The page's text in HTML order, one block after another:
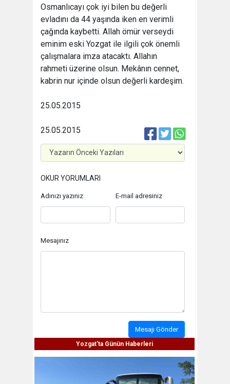
Osmanlıcayı çok iyi bilen bu değerli
evladını da 44 yaşında iken en verimli
çağında kaybetti. Allah ömür verseydi
eminim eski Yozgat ile ilgili çok önemli
çalışmalara imza atacaktı. Allahın
rahmeti üzerine olsun. Mekânın cennet,
kabrin nur içinde olsun değerli kardeşim.
25.05.2015
25.05.2015
OKUR YORUMLARI
Adınızı yazınız E-mail adresiniz
Mesajınız
Mesajı Gönder
Yozgat'ta Günün Haberleri